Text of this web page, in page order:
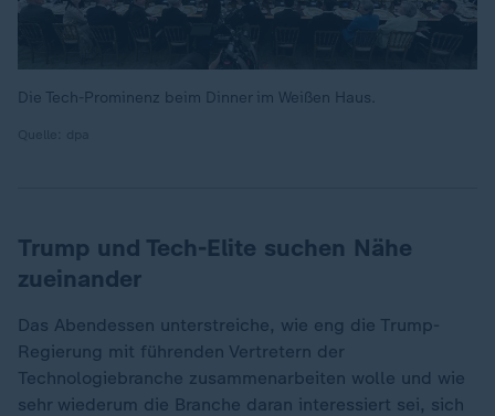
Die Tech-Prominenz beim Dinner im Weißen Haus.
Trump und Tech-Elite suchen Nähe
zueinander
Das Abendessen unterstreiche, wie eng die Trump-
Regierung mit führenden Vertretern der
Technologiebranche zusammenarbeiten wolle und wie
sehr wiederum die Branche daran interessiert sei, sich